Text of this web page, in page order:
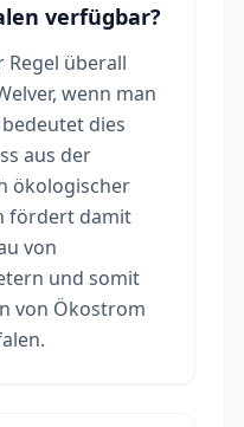
verfügbar?
überall
wenn man
dies
aus der
ökologischer
fördert damit
von
und somit
von Ökostrom